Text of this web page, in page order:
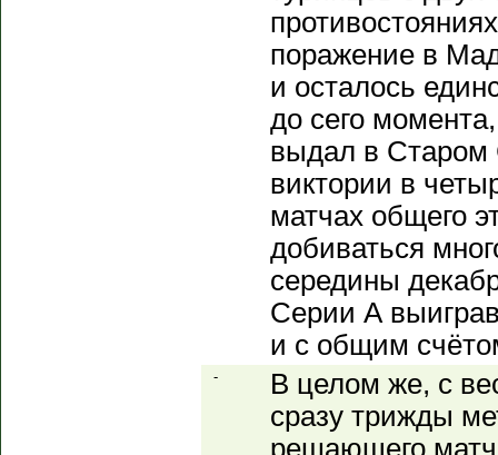
поражение в
и осталось
до сего
выдал в Старом
виктории в
матчах общего
добиваться
середины
Серии А
и с общим
-
В целом же, с
сразу трижды
решающего